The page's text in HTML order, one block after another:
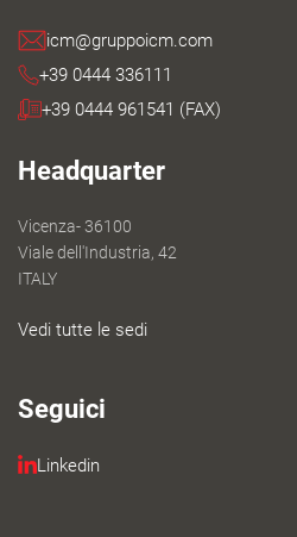
icm@gruppoicm.com
+39 0444 336111
+39 0444 961541 (FAX)
Headquarter
Vicenza- 36100
Viale dell'Industria, 42
ITALY
Vedi tutte le sedi
Seguici
Linkedin